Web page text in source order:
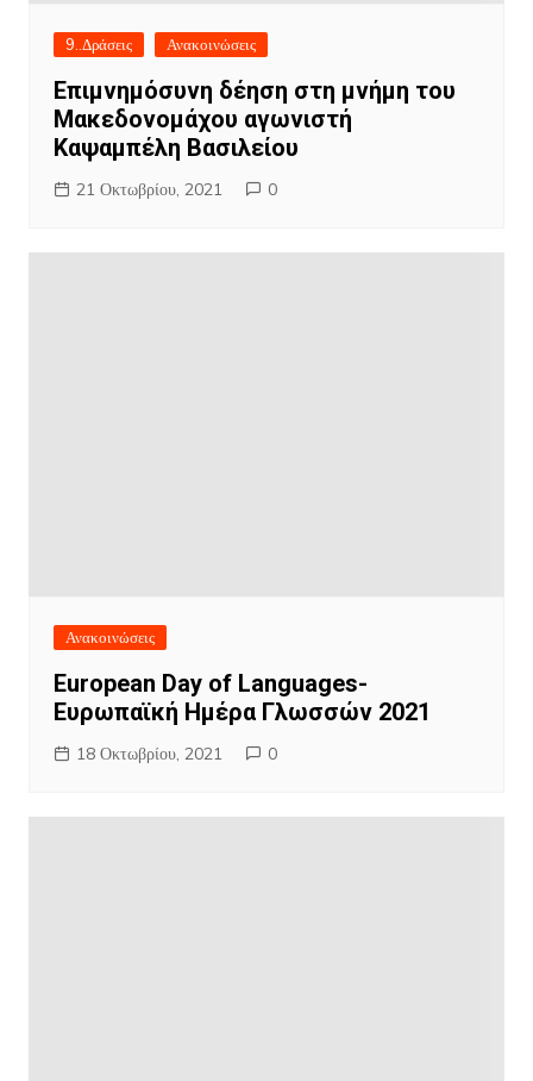
9..Δράσεις Ανακοινώσεις
Επιμνημόσυνη δέηση στη μνήμη του
Μακεδονομάχου αγωνιστή
Καψαμπέλη Βασιλείου
21 Οκτωβρίου, 2021 0
Ανακοινώσεις
European Day of Languages-
Ευρωπαϊκή Ημέρα Γλωσσών 2021
18 Οκτωβρίου, 2021 0